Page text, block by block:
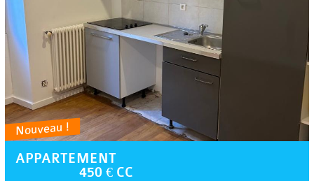
Nouveau !
APPARTEMENT
450 € CC